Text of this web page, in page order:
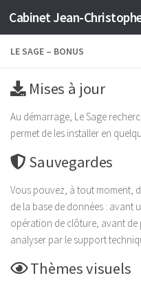
Skip to content
Cabinet Jean-
LE SAGE – BONUS
Mises à jour
Au démarrage, Le Sage
permet de les installer en
Sauvegardes
Vous pouvez, à tout moment,
de la base de données : avant
opération de clôture, avant
analyser par le support
Thèmes visuels